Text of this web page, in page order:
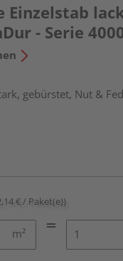
Einzelstab
- Serie
gebürstet, Nut &
€ / Paket(e))
m²